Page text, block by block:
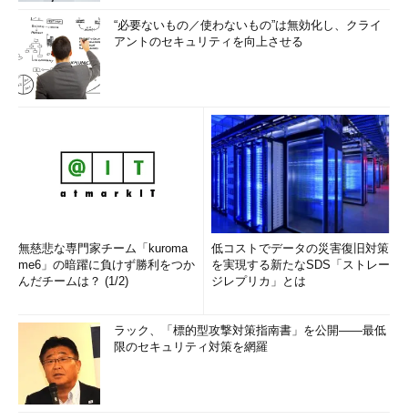
“必要ないもの／使わないもの”は無効化し、クライ
アントのセキュリティを向上させる
無慈悲な専門家チーム「kuroma
me6」の暗躍に負けず勝利をつか
んだチームは？ (1/2)
低コストでデータの災害復旧対策
を実現する新たなSDS「ストレー
ジレプリカ」とは
ラック、「標的型攻撃対策指南書」を公開――最低
限のセキュリティ対策を網羅